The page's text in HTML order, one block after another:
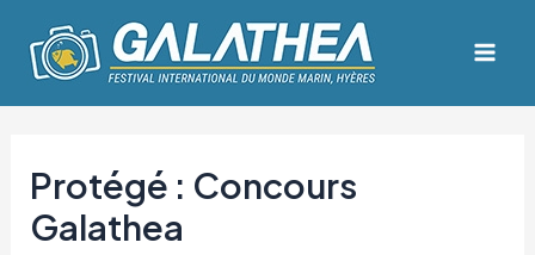
contenu
Protégé : Concours
Galathea
des
articles